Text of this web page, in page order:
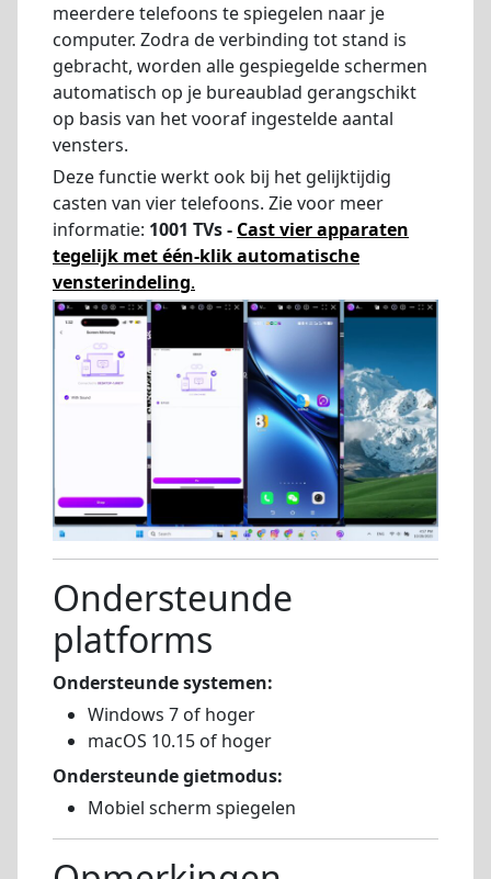
meerdere telefoons te spiegelen naar je
computer. Zodra de verbinding tot stand is
gebracht, worden alle gespiegelde schermen
automatisch op je bureaublad gerangschikt
op basis van het vooraf ingestelde aantal
vensters.
Deze functie werkt ook bij het gelijktijdig
casten van vier telefoons. Zie voor meer
informatie: 1001 TVs - Cast vier apparaten
tegelijk met één-klik automatische
vensterindeling.
Ondersteunde
platforms
Ondersteunde systemen:
Windows 7 of hoger
macOS 10.15 of hoger
Ondersteunde gietmodus:
Mobiel scherm spiegelen